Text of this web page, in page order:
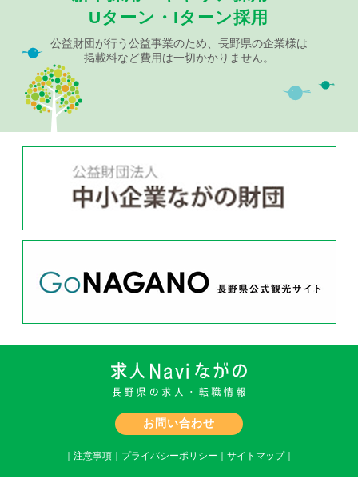
Uターン・Iターン採用
公益財団が行う公益事業のため、長野県の企業様は
掲載料など費用は一切かかりません。
お問い合わせ
注意事項｜ プライバシーポリシー サイトマップ｜